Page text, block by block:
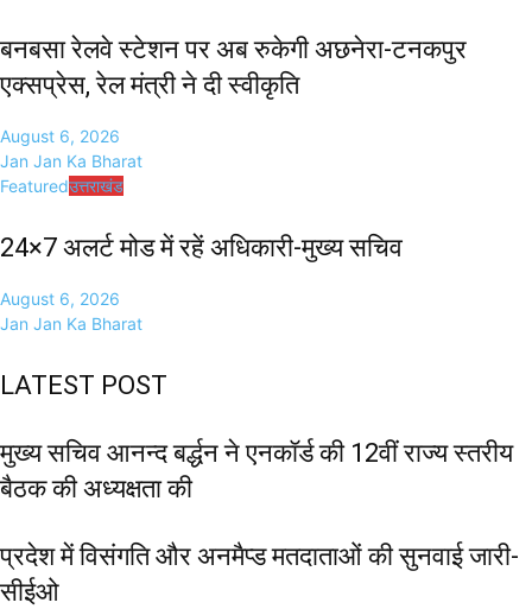
बनबसा रेलवे स्टेशन पर अब रुकेगी अछनेरा-टनकपुर
एक्सप्रेस, रेल मंत्री ने दी स्वीकृति
August 6, 2026
Jan Jan Ka Bharat
Featuredउत्तराखंड
24×7 अलर्ट मोड में रहें अधिकारी-मुख्य सचिव
August 6, 2026
Jan Jan Ka Bharat
LATEST POST
मुख्य सचिव आनन्द बर्द्धन ने एनकॉर्ड की 12वीं राज्य स्तरीय
बैठक की अध्यक्षता की
प्रदेश में विसंगति और अनमैप्ड मतदाताओं की सुनवाई जारी-
सीईओ